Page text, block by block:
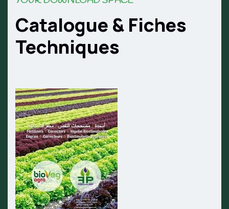
Catalogue & Fiches
Techniques